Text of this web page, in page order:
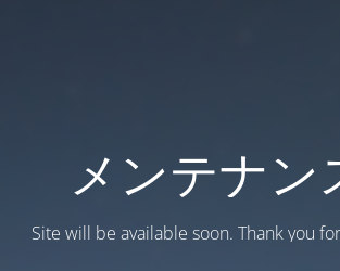
メンテナン
Site will be available soon. Thank you